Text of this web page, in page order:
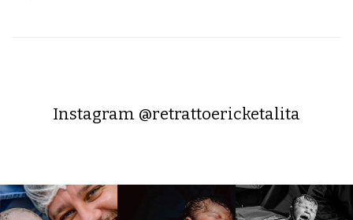
Instagram @retrattoericketalita